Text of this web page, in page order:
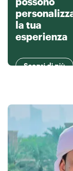
la tua
esperienza
Scopri di più